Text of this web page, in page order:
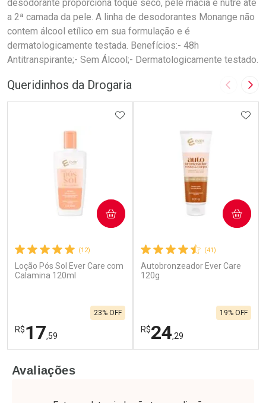
desodorante proporciona toque seco, pele macia e nutre até
a 2ª camada da pele. A linha de desodorantes Monange não
contem álcool etílico em sua formulação e é
dermatologicamente testada. Benefícios:- 48h
Antitranspirante;- Sem Álcool;- Dermatologicamente testado.
Queridinhos da Drogaria Imagem
(12)
Loção Pós Sol Ever Care com
Calamina 120ml
R$17,59
23% OFF
ADICIONAR AOS FAVORITOS
COMPRAR
Laboratório
Por Menos
(41)
Autobronzeador Ever Care
120g
R$24,29
19% OFF
COMPRAR
Laboratório
Por Menos
Avaliações